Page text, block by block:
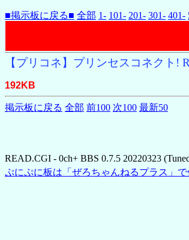
■掲示板に戻る■ 全部 1- 101- 201- 301- 401-
【プリコネ】プリンセスコネクト!
192KB
掲示板に戻る 全部 前100 次100 最新50
READ.CGI - 0ch+ BBS 0.7.5 20220323
ぷにぷに板は「ぜろちゃんねるプラス」